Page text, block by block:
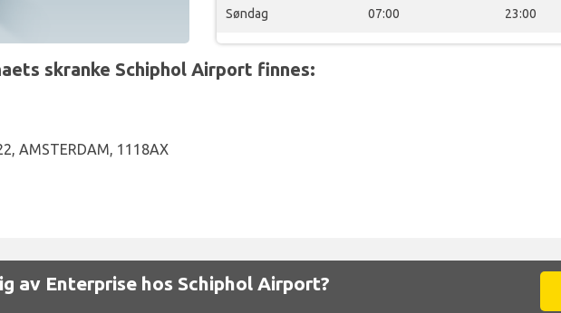
Søndag 07:00 23:00
skranke Schiphol Airport finnes:
AMSTERDAM, 1118AX
av Enterprise hos Schiphol Airport?